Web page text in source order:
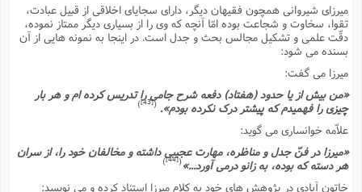
میرزاى شیروانى همچون فقیهان دیگر، داراى سجایاى اخلاقى از قبیل عبادت،
تقوا، سخاوت و شجاعت بوده امّا آنچه که وى را از بسیارى دیگر ممتاز نموده،
دقّت علمى و تشکیل مجالس بحث و جدل است. در اینجا به نمونه هایى از آن
بسنده مى شود:
میرزا مى گفت:
«من بیش از یا حدود (هفتاد) دفعه شرح جامى را تدریس کرده ام و هر بار
چیزى را فهمیدم که پیشتر درک نکرده بودم». [43]
)
علاّمه خوانسارى مى گوید:
«میرزا در فنّ جدل و مناظره، مهارت عجیبى داشته و مخالفان خود را، از سران
هر دسته که بوده، به زانو درمى آورد...»(
[44]
)
خاتون آبادى در پژوهش هاى خود به کلام میرزا استناد کرده و مى نویسد: